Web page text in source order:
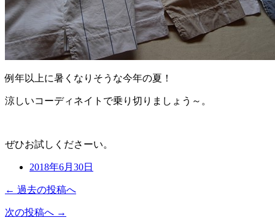
例年以上に暑くなりそうな今年の夏！
涼しいコーディネイトで乗り切りましょう～。
ぜひお試しくださーい。
2018年6月30日
← 過去の投稿へ
次の投稿へ →